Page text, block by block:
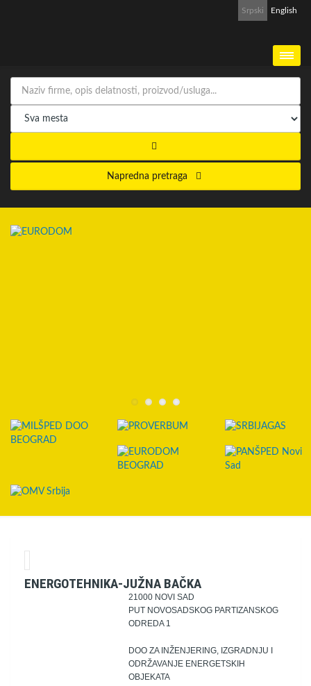
Srpski English
Napredna pretraga
ENERGOTEHNIKA-JUŽNA BAČKA
21000 NOVI SAD
PUT NOVOSADSKOG PARTIZANSKOG
ODREDA 1
DOO ZA INŽENJERING, IZGRADNJU I
ODRŽAVANJE ENERGETSKIH
OBJEKATA